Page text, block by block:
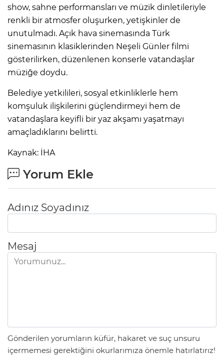
show, sahne performansları ve müzik dinletileriyle
renkli bir atmosfer oluşurken, yetişkinler de
unutulmadı. Açık hava sinemasında Türk
sinemasının klasiklerinden Neşeli Günler filmi
gösterilirken, düzenlenen konserle vatandaşlar
müziğe doydu.
Belediye yetkilileri, sosyal etkinliklerle hem
komşuluk ilişkilerini güçlendirmeyi hem de
vatandaşlara keyifli bir yaz akşamı yaşatmayı
amaçladıklarını belirtti.
Kaynak: İHA
Yorum Ekle
Adınız Soyadınız
Mesaj
Gönderilen yorumların küfür, hakaret ve suç unsuru
içermemesi gerektiğini okurlarımıza önemle hatırlatırız!